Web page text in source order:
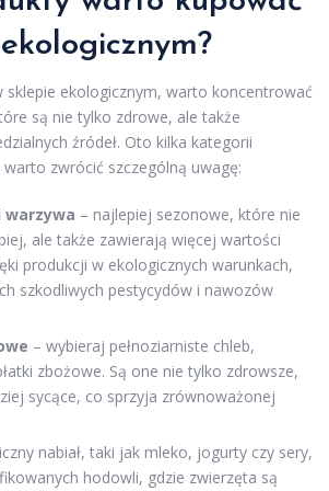
sklepie ekologicznym, warto koncentrować
są nie tylko zdrowe, ale także
źródeł. Oto kilka kategorii
zwrócić szczególną uwagę:
warzywa – najlepiej sezonowe, które nie
ale także zawierają więcej wartości
produkcji w ekologicznych warunkach,
szkodliwych pestycydów i nawozów
– wybieraj pełnoziarniste chleb,
zbożowe. Są one nie tylko zdrowsze,
sycące, co sprzyja zrównoważonej
nabiał, taki jak mleko, jogurty czy sery,
hodowli, gdzie zwierzęta są